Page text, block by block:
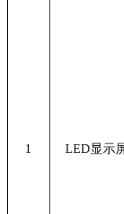
1 LED显示